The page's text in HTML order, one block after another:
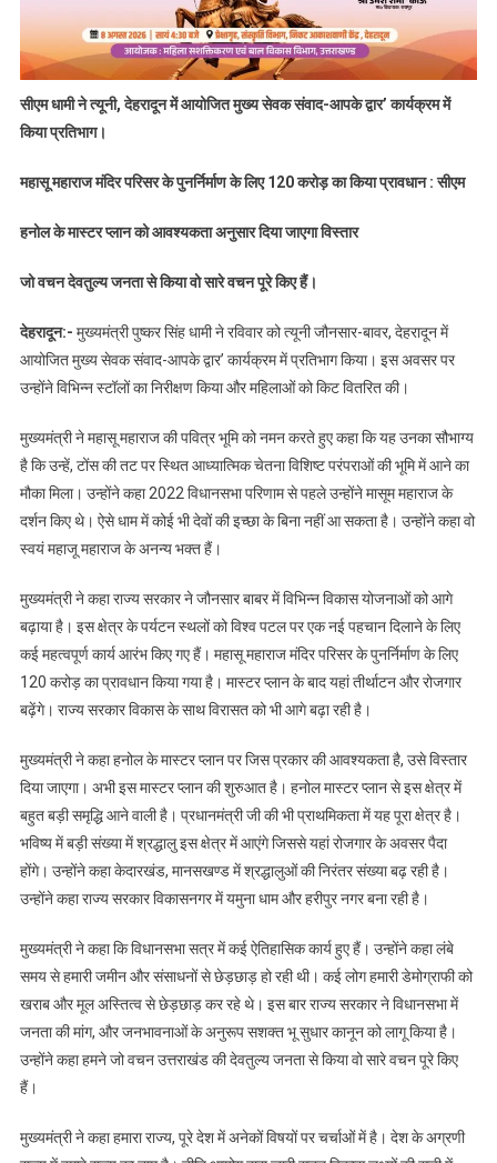
सीएम धामी ने त्यूनी, देहरादून में आयोजित मुख्य सेवक संवाद-आपके द्वार’ कार्यक्रम में
किया प्रतिभाग।
महासू महाराज मंदिर परिसर के पुनर्निर्माण के लिए 120 करोड़ का किया प्रावधान : सीएम
हनोल के मास्टर प्लान को आवश्यकता अनुसार दिया जाएगा विस्तार
जो वचन देवतुल्य जनता से किया वो सारे वचन पूरे किए हैं।
देहरादून:- मुख्यमंत्री पुष्कर सिंह धामी ने रविवार को त्यूनी जौनसार-बावर, देहरादून में
आयोजित मुख्य सेवक संवाद-आपके द्वार’ कार्यक्रम में प्रतिभाग किया। इस अवसर पर
उन्होंने विभिन्न स्टॉलों का निरीक्षण किया और महिलाओं को किट वितरित की।
मुख्यमंत्री ने महासू महाराज की पवित्र भूमि को नमन करते हुए कहा कि यह उनका सौभाग्य
है कि उन्हें, टोंस की तट पर स्थित आध्यात्मिक चेतना विशिष्ट परंपराओं की भूमि में आने का
मौका मिला। उन्होंने कहा 2022 विधानसभा परिणाम से पहले उन्होंने मासूम महाराज के
दर्शन किए थे। ऐसे धाम में कोई भी देवों की इच्छा के बिना नहीं आ सकता है। उन्होंने कहा वो
स्वयं महाजू महाराज के अनन्य भक्त हैं।
मुख्यमंत्री ने कहा राज्य सरकार ने जौनसार बाबर में विभिन्न विकास योजनाओं को आगे
बढ़ाया है। इस क्षेत्र के पर्यटन स्थलों को विश्व पटल पर एक नई पहचान दिलाने के लिए
कई महत्वपूर्ण कार्य आरंभ किए गए हैं। महासू महाराज मंदिर परिसर के पुनर्निर्माण के लिए
120 करोड़ का प्रावधान किया गया है। मास्टर प्लान के बाद यहां तीर्थाटन और रोजगार
बढ़ेंगे। राज्य सरकार विकास के साथ विरासत को भी आगे बढ़ा रही है।
मुख्यमंत्री ने कहा हनोल के मास्टर प्लान पर जिस प्रकार की आवश्यकता है, उसे विस्तार
दिया जाएगा। अभी इस मास्टर प्लान की शुरुआत है। हनोल मास्टर प्लान से इस क्षेत्र में
बहुत बड़ी समृद्धि आने वाली है। प्रधानमंत्री जी की भी प्राथमिकता में यह पूरा क्षेत्र है।
भविष्य में बड़ी संख्या में श्रद्धालु इस क्षेत्र में आएंगे जिससे यहां रोजगार के अवसर पैदा
होंगे। उन्होंने कहा केदारखंड, मानसखण्ड में श्रद्धालुओं की निरंतर संख्या बढ़ रही है।
उन्होंने कहा राज्य सरकार विकासनगर में यमुना धाम और हरीपुर नगर बना रही है।
मुख्यमंत्री ने कहा कि विधानसभा सत्र में कई ऐतिहासिक कार्य हुए हैं। उन्होंने कहा लंबे
समय से हमारी जमीन और संसाधनों से छेड़छाड़ हो रही थी। कई लोग हमारी डेमोग्राफी को
खराब और मूल अस्तित्व से छेड़छाड़ कर रहे थे। इस बार राज्य सरकार ने विधानसभा में
जनता की मांग, और जनभावनाओं के अनुरूप सशक्त भू सुधार कानून को लागू किया है।
उन्होंने कहा हमने जो वचन उत्तराखंड की देवतुल्य जनता से किया वो सारे वचन पूरे किए
हैं।
मुख्यमंत्री ने कहा हमारा राज्य, पूरे देश में अनेकों विषयों पर चर्चाओं में है। देश के अग्रणी